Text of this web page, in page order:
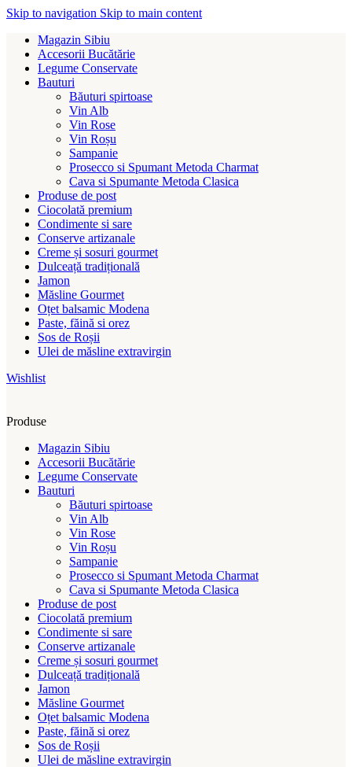
Skip to navigation Skip to main content
Magazin Sibiu
Accesorii Bucătărie
Legume Conservate
Bauturi
Băuturi spirtoase
Vin Alb
Vin Rose
Vin Roșu
Sampanie
Prosecco si Spumant Metoda Charmat
Cava si Spumante Metoda Clasica
Produse de post
Ciocolată premium
Condimente si sare
Conserve artizanale
Creme și sosuri gourmet
Dulceață tradițională
Jamon
Măsline Gourmet
Oțet balsamic Modena
Paste, făină si orez
Sos de Roșii
Ulei de măsline extravirgin
Wishlist
Produse
Magazin Sibiu
Accesorii Bucătărie
Legume Conservate
Bauturi
Băuturi spirtoase
Vin Alb
Vin Rose
Vin Roșu
Sampanie
Prosecco si Spumant Metoda Charmat
Cava si Spumante Metoda Clasica
Produse de post
Ciocolată premium
Condimente si sare
Conserve artizanale
Creme și sosuri gourmet
Dulceață tradițională
Jamon
Măsline Gourmet
Oțet balsamic Modena
Paste, făină si orez
Sos de Roșii
Ulei de măsline extravirgin